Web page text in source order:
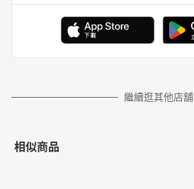
繼續逛其他店舖
相似商品